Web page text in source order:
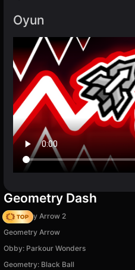
Oyun
Geometry Dash
Geometry Arrow 2
Geometry Arrow
Obby: Parkour Wonders
Geometry: Black Ball